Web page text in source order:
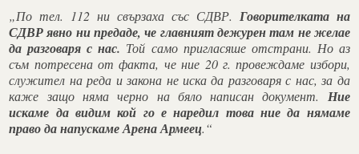
„По тел. 112 ни свързаха със СДВР. Говорителката на
СДВР явно ни предаде, че главният дежурен там не желае
да разговаря с нас. Той само пригласяше отстрани. Но аз
съм потресена от факта, че ние 20 г. провеждаме избори,
служител на реда и закона не иска да разговаря с нас, за да
каже защо няма черно на бяло написан документ. Ние
искаме да видим кой го е наредил това ние да нямаме
право да напускаме Арена Армеец.“